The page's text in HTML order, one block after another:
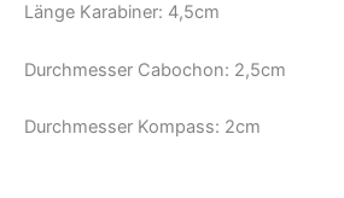
Länge Karabiner: 4,5cm
Durchmesser Cabochon: 2,5cm
Durchmesser Kompass: 2cm